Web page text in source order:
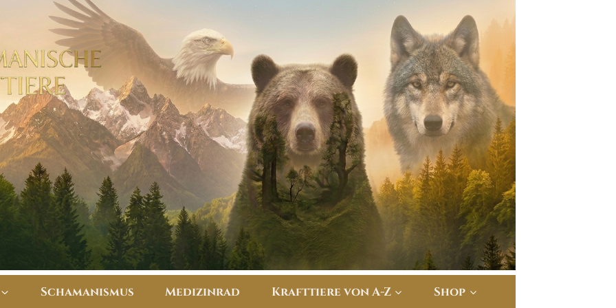
Schamanismus Medizinrad ​Krafttiere von A-Z Shop